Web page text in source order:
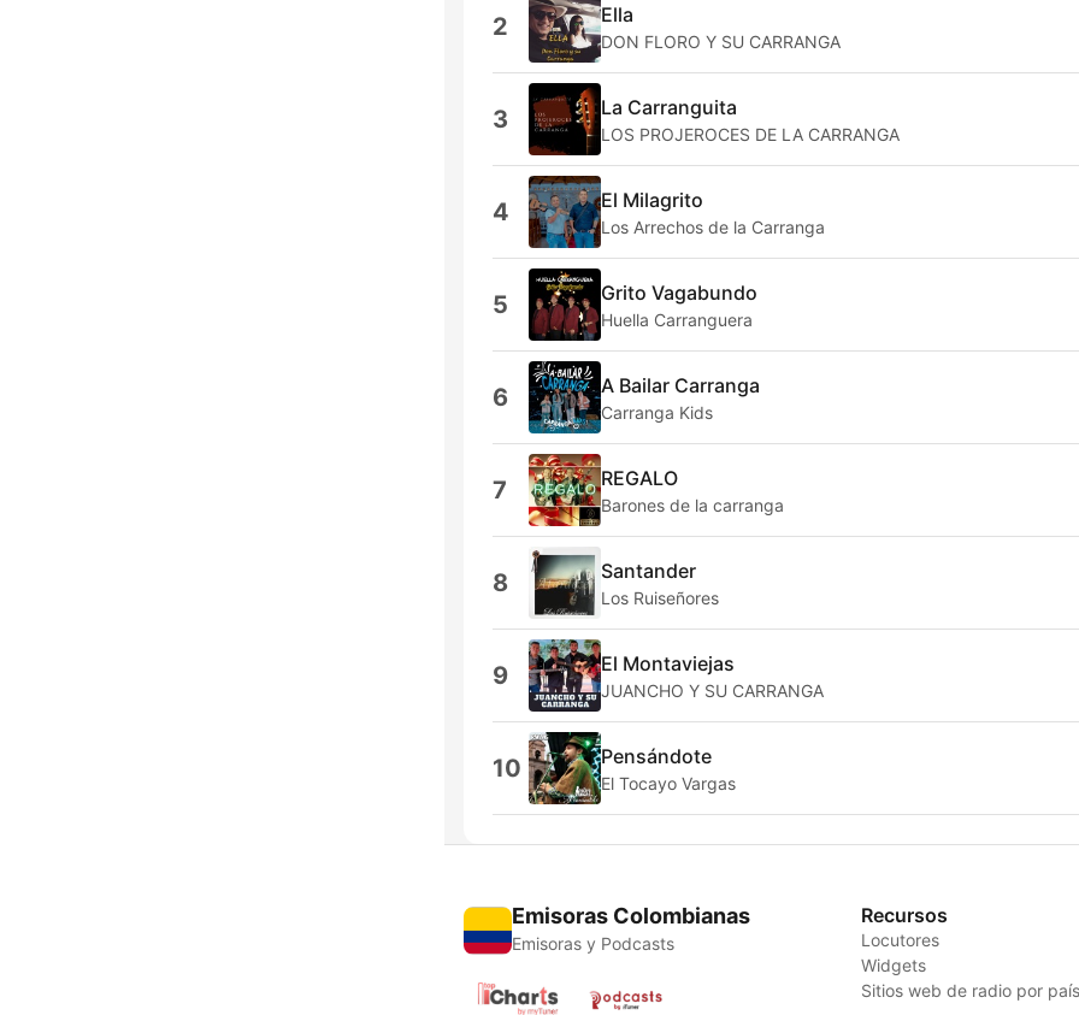
2 Ella
DON FLORO Y SU CARRANGA
3 La Carranguita
LOS PROJEROCES DE LA CARRANGA
4 El Milagrito
Los Arrechos de la Carranga
5 Grito Vagabundo
Huella Carranguera
6 A Bailar Carranga
Carranga Kids
7 REGALO
Barones de la carranga
8 Santander
Los Ruiseñores
9 El Montaviejas
JUANCHO Y SU CARRANGA
10 Pensándote
El Tocayo Vargas
Emisoras Colombianas
Emisoras y Podcasts
Recursos
Locutores
Widgets
Sitios web de radio por